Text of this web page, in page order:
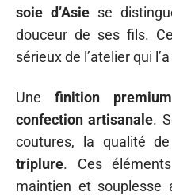
soie d’Asie se
douceur de ses fils.
sérieux de l’atelier qui
Unefinition premium
confection artisanale.
coutures, la qualité
triplure. Ces
maintien et